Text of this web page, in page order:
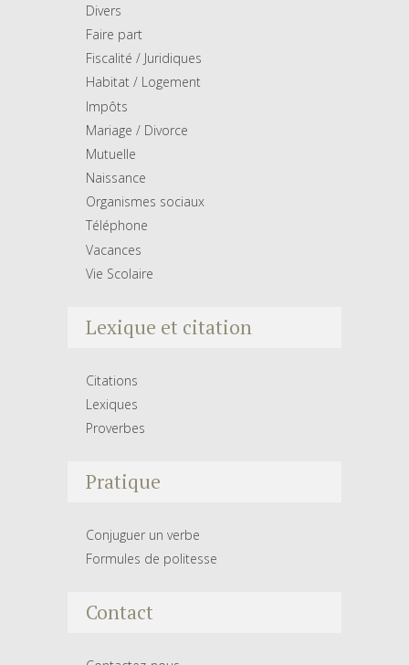
Divers
Faire part
Fiscalité / Juridiques
Habitat / Logement
Impôts
Mariage / Divorce
Mutuelle
Naissance
Organismes sociaux
Téléphone
Vacances
Vie Scolaire
Lexique et citation
Citations
Lexiques
Proverbes
Pratique
Conjuguer un verbe
Formules de politesse
Contact